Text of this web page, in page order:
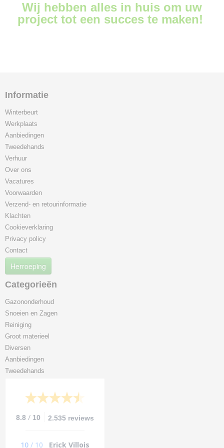
Wij hebben alles in huis om uw
project tot een succes te maken!
Informatie
Winterbeurt
Werkplaats
Aanbiedingen
Tweedehands
Verhuur
Over ons
Vacatures
Voorwaarden
Verzend- en retourinformatie
Klachten
Cookieverklaring
Privacy policy
Contact
Herroeping
Categorieën
Gazononderhoud
Snoeien en Zagen
Reiniging
Groot materieel
Diversen
Aanbiedingen
Tweedehands
8.8 / 10 2.535 reviews
10 / 10 Erick Villois